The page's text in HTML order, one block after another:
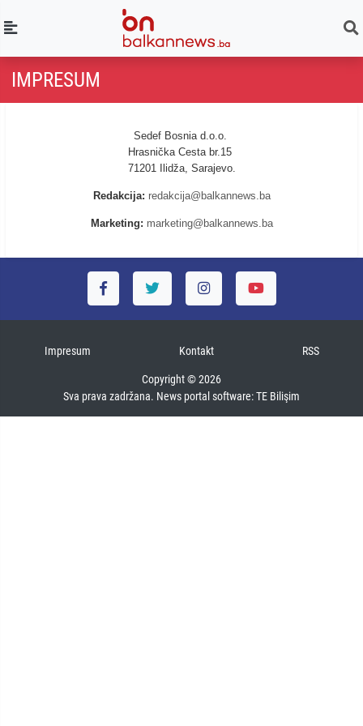
IMPRESUM
Sedef Bosnia d.o.o.
Hrasnička Cesta br.15
71201 Ilidža, Sarajevo.
Redakcija: redakcija@balkannews.ba
Marketing: marketing@balkannews.ba
Impresum Kontakt RSS
Copyright © 2026
Sva prava zadržana. News portal software:TE Bilişim